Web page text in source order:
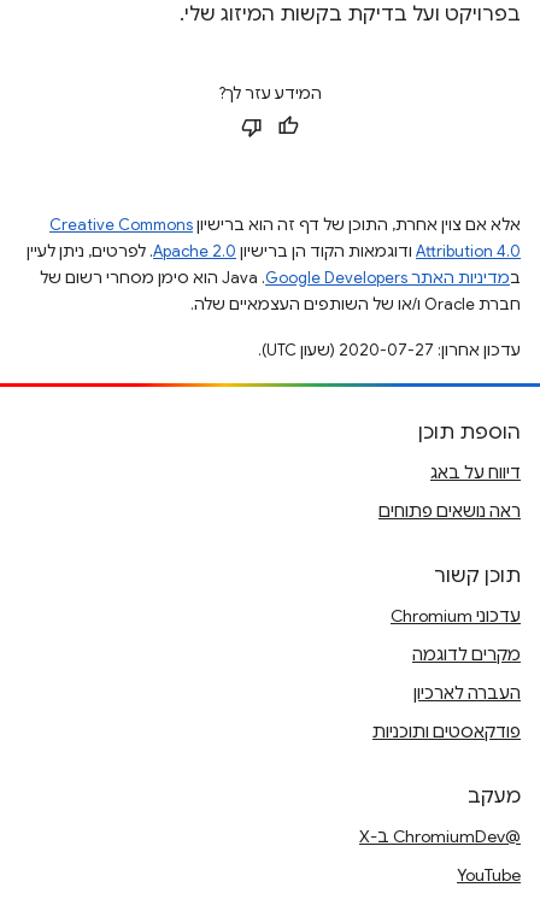
בפרויקט ועל בדיקת בקשות המיזוג שלי.
המידע עזר לך?
אלא אם צוין אחרת, התוכן של דף זה הוא ברישיוןCreative Commons
Attribution 4.0 ודוגמאות הקוד הן ברישיון Apache 2.0. לפרטים, ניתן לעיין
במדיניות האתר Google Developers‏
.‏ Java הוא סימן מסחרי רשום של
חברת Oracle ו/או של השותפים העצמאיים שלה.
עדכון אחרון: 2020-07-27 (שעון UTC).
הוספת תוכן
דיווח על באג
ראה נושאים פתוחים
תוכן קשור
עדכוני Chromium
מקרים לדוגמה
העברה לארכיון
פודקאסטים ותוכניות
מעקב
@ChromiumDev ב-X
YouTube